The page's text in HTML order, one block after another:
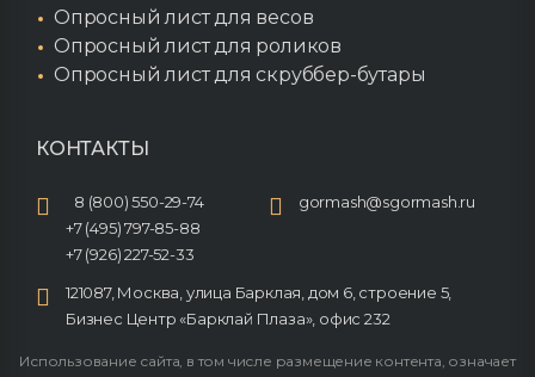
Опросный лист для весов
Опросный лист для роликов
Опросный лист для скруббер-бутары
КОНТАКТЫ
8 (800) 550-29-74
+7 (495) 797-85-88
+7 (926) 227-52-33
gormash@sgormash.ru
121087, Москва, улица Барклая, дом 6, строение 5,
Бизнес Центр «Барклай Плаза», офис 232
Использование сайта, в том числе размещение контента, означает